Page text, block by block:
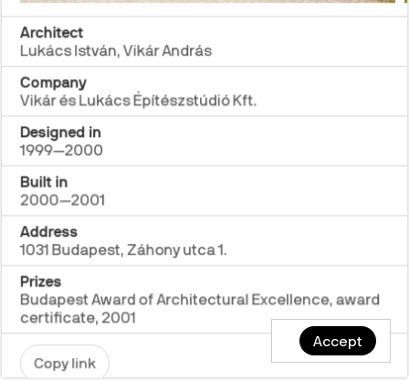
Architect
Lukács István, Vikár András
Company
Vikár és Lukács Építészstúdió Kft.
Designed in
1999—2000
Built in
2000—2001
Address
1031 Budapest, Záhony utca 1.
Prizes
Budapest Award of Architectural Excellence, award
certificate, 2001
Copy link
Accept